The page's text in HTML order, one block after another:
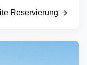
Reservierung